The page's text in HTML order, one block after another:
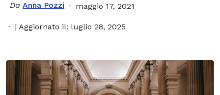
Da Anna Pozzi maggio 17, 2021
| Aggiornato il: luglio 28, 2025